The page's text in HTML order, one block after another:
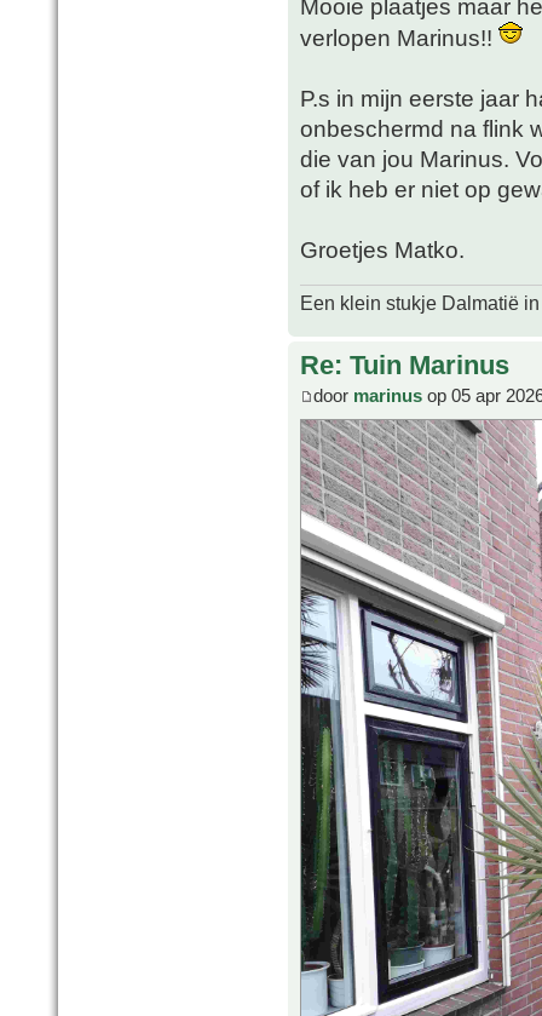
Mooie plaatjes maar
verlopen Marinus!!
P.s in mijn eerste jaar
onbeschermd na flink
die van jou Marinus.
of ik heb er niet op
Groetjes Matko.
Een klein stukje Dalmatië
Re: Tuin Marinus
door marinus op 05 apr